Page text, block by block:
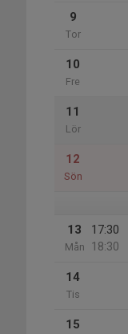
9
Tor
10
Fre
11
Lör
12
Sön
13
Mån
17:30
18:30
14
Tis
15